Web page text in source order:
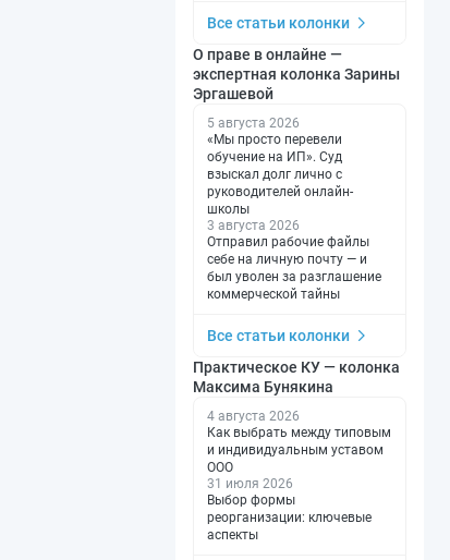
Все статьи колонки
О праве в онлайне —
экспертная колонка Зарины
Эргашевой
5 августа 2026
«Мы просто перевели
обучение на ИП». Суд
взыскал долг лично с
руководителей онлайн-
школы
3 августа 2026
Отправил рабочие файлы
себе на личную почту — и
был уволен за разглашение
коммерческой тайны
Все статьи колонки
Практическое КУ — колонка
Максима Бунякина
4 августа 2026
Как выбрать между типовым
и индивидуальным уставом
ООО
31 июля 2026
Выбор формы
реорганизации: ключевые
аспекты